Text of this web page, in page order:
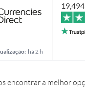
há 2 h
encontrar a melhor